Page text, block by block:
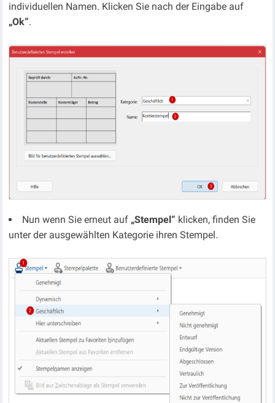
individuellen Namen. Klicken Sie nach der Eingabe auf
„Ok“.
Nun wenn Sie erneut auf „Stempel“ klicken, finden Sie
unter der ausgewählten Kategorie ihren Stempel.